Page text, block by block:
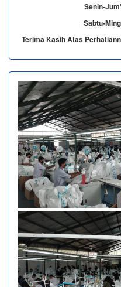
Senin-
Sabtu-
Terima Kasih Atas